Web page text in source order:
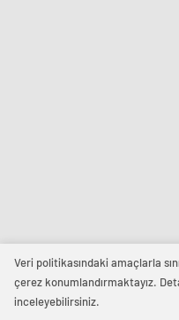
Veri politikasındaki amaçlarla
çerez konumlandırmaktayız.
inceleyebilirsiniz.